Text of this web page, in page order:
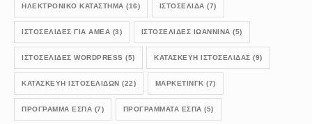
ΗΛΕΚΤΡΟΝΙΚΟ ΚΑΤΑΣΤΗΜΑ (16) ΙΣΤΟΣΕΛΙΔΑ (7)
ΙΣΤΟΣΕΛΙΔΕΣ ΓΙΑ ΑΜΕΑ (3) ΙΣΤΟΣΕΛΙΔΕΣ ΙΩΑΝΝΙΝΑ (5)
ΙΣΤΟΣΕΛΊΔΕΣ WORDPRESS (5) ΚΑΤΑΣΚΕΥΗ ΙΣΤΟΣΕΛΙΔΑΣ (9)
ΚΑΤΑΣΚΕΥΗ ΙΣΤΟΣΕΛΙΔΩΝ (22) ΜΑΡΚΕΤΙΝΓΚ (7)
ΠΡΟΓΡΑΜΜΑ ΕΣΠΑ (7) ΠΡΟΓΡΑΜΜΑΤΑ ΕΣΠΑ (5)